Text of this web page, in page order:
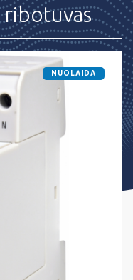
ribotuvas
NUOLAIDA